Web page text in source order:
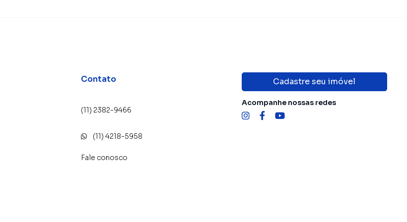
Contato
(11) 2382-9466
(11) 4218-5958
Fale conosco
Cadastre seu imóvel
Acompanhe nossas redes